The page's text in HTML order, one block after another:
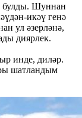
булды. Шуннан
икәү генә
ул әзерләнә,
диярлек.
инде, диләр.
шатландым